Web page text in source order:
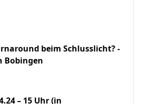
beim Schlusslicht? -
Bobingen
– 15 Uhr (in